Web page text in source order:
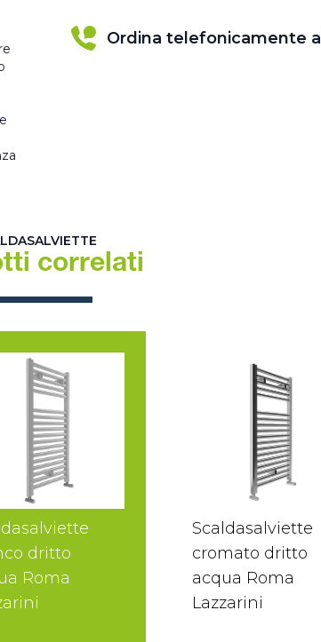
Ordina telefonicamente al
correlati
dritto
Roma
Scaldasalviette
cromato dritto
acqua Roma
Lazzarini